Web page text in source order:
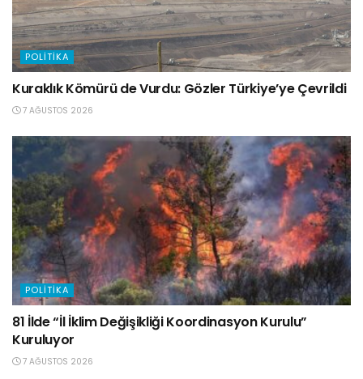
POLITIKA
Kuraklık Kömürü de Vurdu: Gözler Türkiye’ye Çevrildi
7 AĞUSTOS 2026
POLITIKA
81 İlde “İl İklim Değişikliği Koordinasyon Kurulu”
Kuruluyor
7 AĞUSTOS 2026